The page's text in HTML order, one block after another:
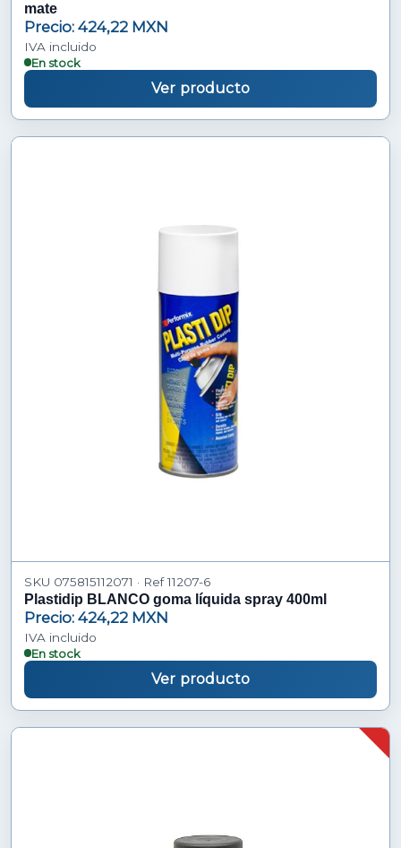
mate
Precio: 424,22 MXN
IVA incluido
En stock
Ver producto
SKU 075815112071 · Ref 11207-6
Plastidip BLANCO goma líquida spray 400ml
Precio: 424,22 MXN
IVA incluido
En stock
Ver producto